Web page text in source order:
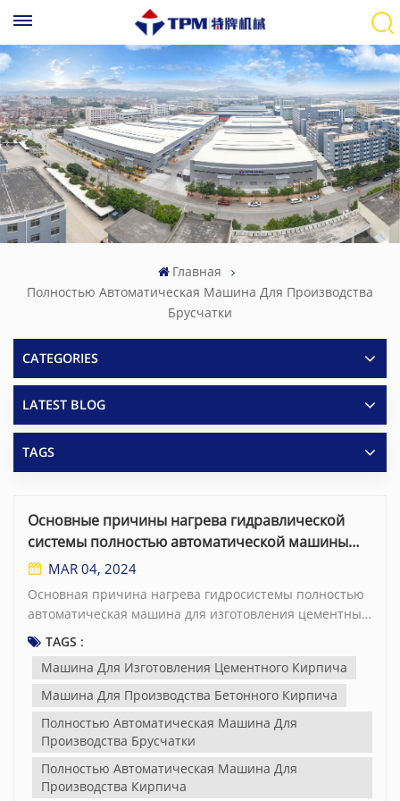
Главная
Полностью Автоматическая Машина Для Производства
Брусчатки
CATEGORIES
LATEST BLOG
TAGS
Основные причины нагрева гидравлической
системы полностью автоматической машины
для изготовления цементных блоков
MAR 04, 2024
Основная причина нагрева гидросистемы полностью
автоматическая машина для изготовления цементных
блоковe Это нагрев гидравлического масла, который
конструкцией полностью автоматического машина для
производства бетонного кирпича гидравлическая
эффективно рассеивать тепло; во-вторых, неисправны
узлы гидросистемы; в-третьих, гидравлическое масло,
используемое в машина для производства тротуарной
плитки гидравлическая система не
TAGS :
Машина Для Изготовления Цементного Кирпича
Машина Для Производства Бетонного Кирпича
Полностью Автоматическая Машина Для
Производства Брусчатки
Полностью Автоматическая Машина Для
Производства Кирпича